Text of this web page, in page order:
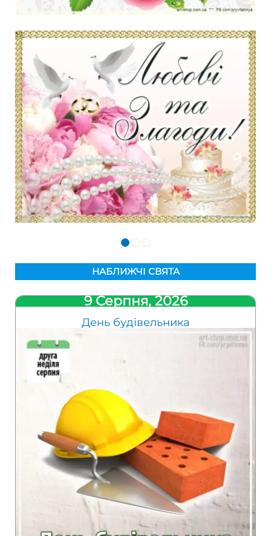
НАБЛИЖЧІ СВЯТА
9 Серпня, 2026
День будівельника